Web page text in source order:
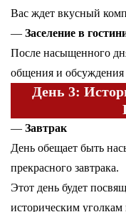
Вас ждет вкусный
—Заселение в
После насыщенного
общения и
День 3:
—Завтрак
День обещает быть
прекрасного завтрака.
Этот день будет
историческим уголкам